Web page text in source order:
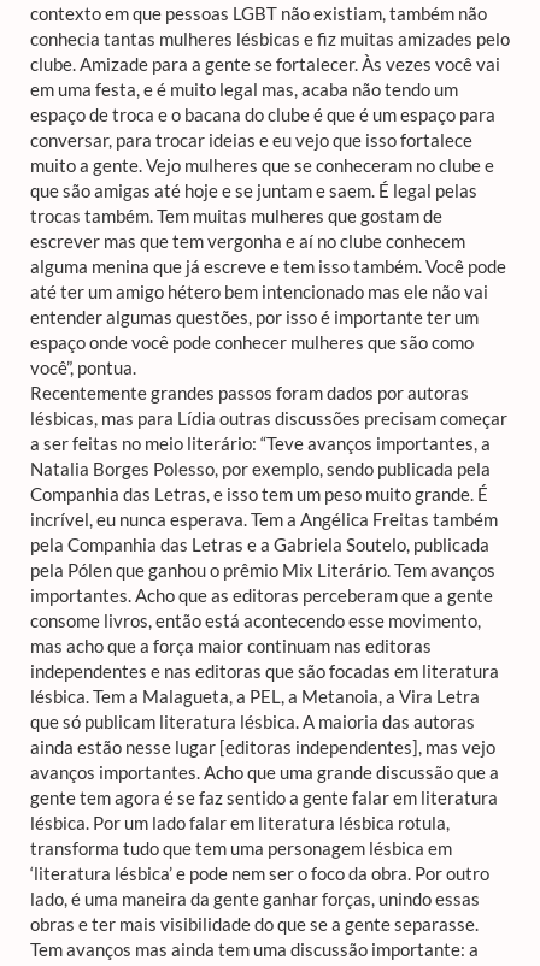
contexto em que pessoas LGBT não existiam, também não
conhecia tantas mulheres lésbicas e fiz muitas amizades pelo
clube. Amizade para a gente se fortalecer. Às vezes você vai
em uma festa, e é muito legal mas, acaba não tendo um
espaço de troca e o bacana do clube é que é um espaço para
conversar, para trocar ideias e eu vejo que isso fortalece
muito a gente. Vejo mulheres que se conheceram no clube e
que são amigas até hoje e se juntam e saem. É legal pelas
trocas também. Tem muitas mulheres que gostam de
escrever mas que tem vergonha e aí no clube conhecem
alguma menina que já escreve e tem isso também. Você pode
até ter um amigo hétero bem intencionado mas ele não vai
entender algumas questões, por isso é importante ter um
espaço onde você pode conhecer mulheres que são como
você”, pontua.
Recentemente grandes passos foram dados por autoras
lésbicas, mas para Lídia outras discussões precisam começar
a ser feitas no meio literário: “Teve avanços importantes, a
Natalia Borges Polesso, por exemplo, sendo publicada pela
Companhia das Letras, e isso tem um peso muito grande. É
incrível, eu nunca esperava. Tem a Angélica Freitas também
pela Companhia das Letras e a Gabriela Soutelo, publicada
pela Pólen que ganhou o prêmio Mix Literário. Tem avanços
importantes. Acho que as editoras perceberam que a gente
consome livros, então está acontecendo esse movimento,
mas acho que a força maior continuam nas editoras
independentes e nas editoras que são focadas em literatura
lésbica. Tem a Malagueta, a PEL, a Metanoia, a Vira Letra
que só publicam literatura lésbica. A maioria das autoras
ainda estão nesse lugar [editoras independentes], mas vejo
avanços importantes. Acho que uma grande discussão que a
gente tem agora é se faz sentido a gente falar em literatura
lésbica. Por um lado falar em literatura lésbica rotula,
transforma tudo que tem uma personagem lésbica em
‘literatura lésbica’ e pode nem ser o foco da obra. Por outro
lado, é uma maneira da gente ganhar forças, unindo essas
obras e ter mais visibilidade do que se a gente separasse.
Tem avanços mas ainda tem uma discussão importante: a